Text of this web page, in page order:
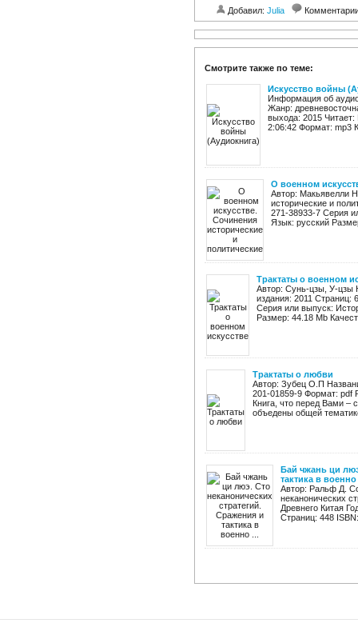
Добавил: Julia
Смотрите также по теме:
Искусство войны
Информация об
Жанр:
выхода: 2015
2:06:42 Формат: mp3
О военном
Автор: Макьявелли
исторические и
271-38933-7 Серия
Язык: русский
Трактаты о военном
Автор: Сунь-цзы, У-цзы
издания: 2011 Страниц:
Серия или выпуск:
Размер: 44.18 Mb
Трактаты о любви
Автор: Зубец О.П
201-01859-9 Формат: pdf
Книга, что перед Вами –
объедены общей
Бай чжань ци
тактика в военно
Автор: Ральф Д.
неканонических
Древнего Китая
Страниц: 448